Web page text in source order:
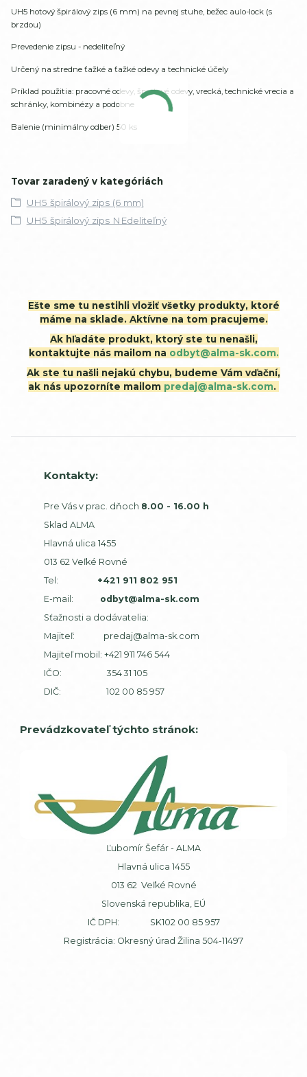
UH5 hotový špirálový zips (6 mm) na pevnej stuhe, bežec aulo-lock (s
brzdou)
Prevedenie zipsu - nedeliteľný
Určený na stredne ťažké a ťažké odevy a technické účely
Príklad použitia: pracovné odevy, športové odevy, vrecká, technické vrecia a
schránky, kombinézy a podobne
Balenie (minimálny odber) 50 ks
Tovar zaradený v kategóriách
UH5 špirálový zips (6 mm)
UH5 špirálový zips NEdeliteľný
Ešte sme tu nestihli vložiť všetky produkty, ktoré
máme na sklade. Aktívne na tom pracujeme.
Ak hľadáte produkt, ktorý ste tu nenašli,
kontaktujte nás mailom na odbyt@alma-sk.com.
Ak ste tu našli nejakú chybu, budeme Vám vďační,
ak nás upozorníte mailom predaj@alma-sk.com.
Kontakty:
Pre Vás v prac. dňoch 8.00 - 16.00 h
Sklad ALMA
Hlavná ulica 1455
013 62 Veľké Rovné
Tel:
+421 911 802 951
E-mail: odbyt@alma-sk.com
Sťažnosti a dodávatelia:
Majiteľ: predaj@alma-sk.com
Majiteľ mobil: +421 911 746 544
IČO: 354 31 105
DIČ: 102 00 85 957
Prevádzkovateľ týchto stránok:
Ľubomír Šefár - ALMA
Hlavná ulica 1455
013 62 Veľké Rovné
Slovenská republika, EÚ
IČ DPH: SK102 00 85 957
Registrácia: Okresný úrad Žilina 504-11497